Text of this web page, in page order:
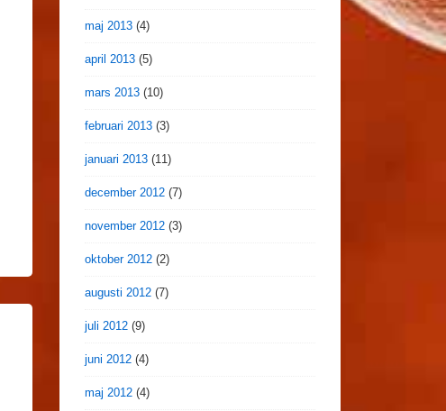
maj 2013 (4)
april 2013 (5)
mars 2013 (10)
februari 2013 (3)
januari 2013 (11)
december 2012 (7)
november 2012 (3)
oktober 2012 (2)
augusti 2012 (7)
juli 2012 (9)
juni 2012 (4)
maj 2012 (4)